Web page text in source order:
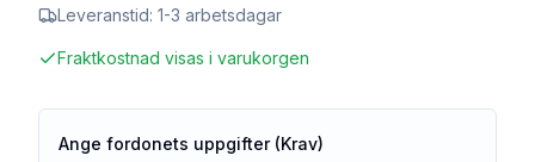
Leveranstid: 1-3 arbetsdagar
Fraktkostnad visas i varukorgen
Ange fordonets uppgifter (Krav)